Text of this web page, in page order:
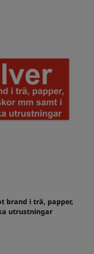
brand i trä, papper,
utrustningar